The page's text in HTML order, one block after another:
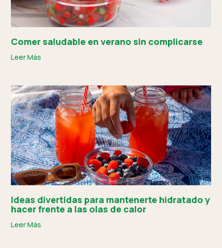
Comer saludable en verano sin complicarse
Leer Más
Ideas divertidas para mantenerte hidratado y
hacer frente a las olas de calor
Leer Más